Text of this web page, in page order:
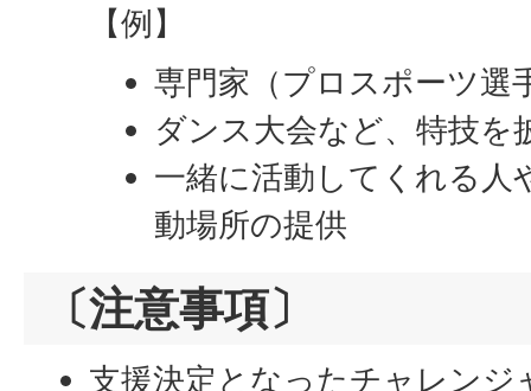
【例】
専門家（プロスポーツ選
ダンス大会など、特技を
一緒に活動してくれる人
動場所の提供
〔注意事項〕
支援決定となったチャレンジ